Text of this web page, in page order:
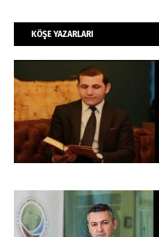
KÖŞE YAZARLARI